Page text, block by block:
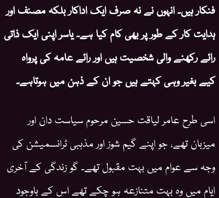
فنکار ہیں۔ انہوں نے نہ صرف ایک اداکار بلکہ مصنف اور
ہدایت کار کے طور پر بھی کام کیا ہے۔ یاسر اپنی ایک ذاتی
رائے رکھنے والی شخصیت ہیں اور رائے عامہ کی پرواہ
کیے بغیر وہی کہتے ہیں جو ان کے ذہن میں ہوتاہے۔
اسی طرح عامر لیاقت حسین مرحوم سیاست دان اور
میزبان تھے، جو اپنے گیم شوز اور مذہبی ٹرانسمیشن کی
وجہ سے عوام میں بہت مقبول تھے۔ گو زندگی کے آخری
ایام میں وہ بہت متنازعہ ہو چکے تھے اس کے باوجود